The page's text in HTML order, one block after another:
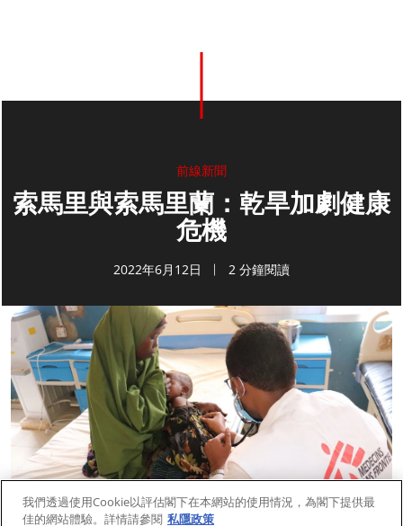
前線新聞
索馬里與索馬里蘭：乾旱加劇健康
危機
2022年6月12日 2 分鐘閱讀
我們透過使用Cookie以評估閣下在本網站的使用情況，為閣下提供最
佳的網站體驗。詳情請參閱 私隱政策